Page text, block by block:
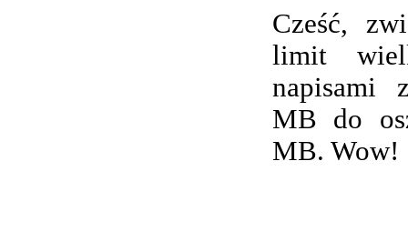
Cześć,
limit
napisami
MB do
MB. Wow!